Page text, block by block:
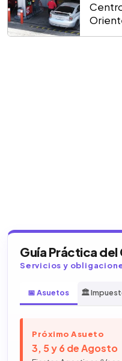
Guía Práctica del
Servicios y
📅 Asuetos 🏛️
Próximo Asueto
3, 5 y 6 de Agosto